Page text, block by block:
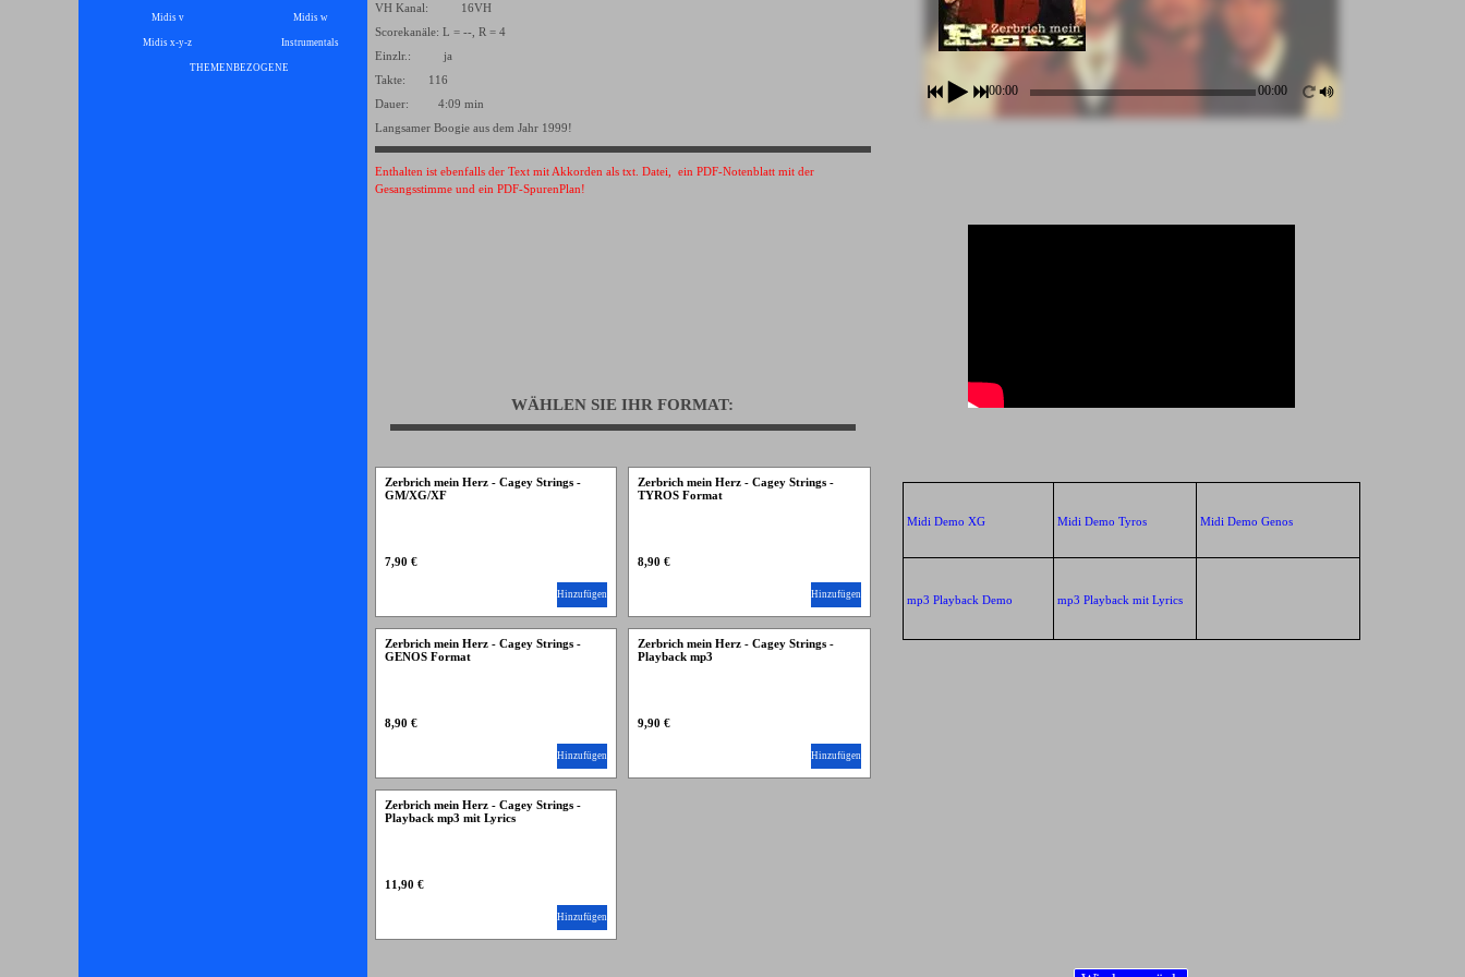
Midis v Midis w
Midis x-y-z Instrumentals
THEMENBEZOGENE
00:00 00:00
VH Kanal: 16VH
Scorekanäle: L = --, R = 4
Einzlr.: ja
Takte: 116
Dauer: 4:09 min
Langsamer Boogie aus dem Jahr 1999!
Enthalten ist ebenfalls der Text mit Akkorden als txt. Datei, ein PDF-Notenblatt mit der
Gesangsstimme und ein PDF-SpurenPlan!
WÄHLEN SIE IHR FORMAT:
Zerbrich mein Herz - Cagey Strings -
GM/XG/XF
7,90 €
Hinzufügen
Zerbrich mein Herz - Cagey Strings -
TYROS Format
8,90 €
Hinzufügen
Zerbrich mein Herz - Cagey Strings -
GENOS Format
8,90 €
Hinzufügen
Zerbrich mein Herz - Cagey Strings -
Playback mp3
9,90 €
Hinzufügen
Zerbrich mein Herz - Cagey Strings -
Playback mp3 mit Lyrics
11,90 €
Hinzufügen
Midi Demo XG Midi Demo Tyros Midi Demo Genos
mp3 Playback Demo mp3 Playback mit Lyrics